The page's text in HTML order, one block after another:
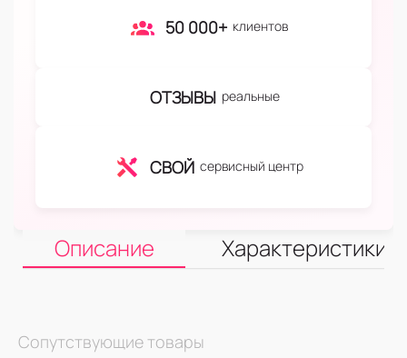
50 000+ клиентов
ОТЗЫВЫ реальные
СВОЙ сервисный центр
Описание Характеристики
Сопутствующие товары